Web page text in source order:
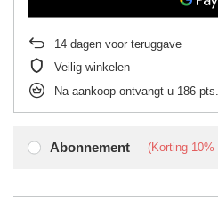
Abonnement (Korting 10%
14 dagen voor teruggave
Veilig winkelen
Na aankoop ontvangt u 186 pts.